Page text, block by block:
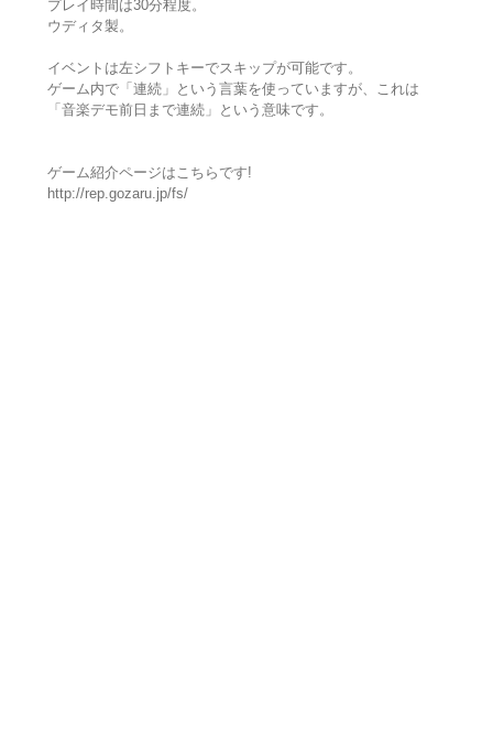
プレイ時間は30分程度。
ウディタ製。
イベントは左シフトキーでスキップが可能です。
ゲーム内で「連続」という言葉を使っていますが、これは
「音楽デモ前日まで連続」という意味です。
ゲーム紹介ページはこちらです!
http://rep.gozaru.jp/fs/